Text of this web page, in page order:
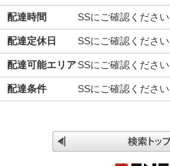
配達時間 SSにご確認ください
配達定休日 SSにご確認ください
配達可能エリアSSにご確認ください
配達条件 SSにご確認ください